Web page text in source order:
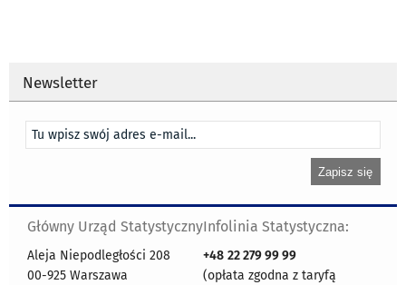
Newsletter
Główny Urząd Statystyczny
Aleja Niepodległości 208
00-925 Warszawa
Infolinia Statystyczna:
+48 22 279 99 99
(opłata zgodna z taryfą